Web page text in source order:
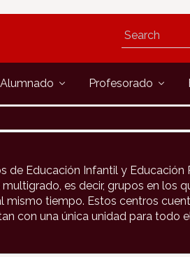
Alumnado Profesorado
de Educación Infantil y Educación
es decir, grupos en los
mismo tiempo. Estos centros
con una única unidad para todo